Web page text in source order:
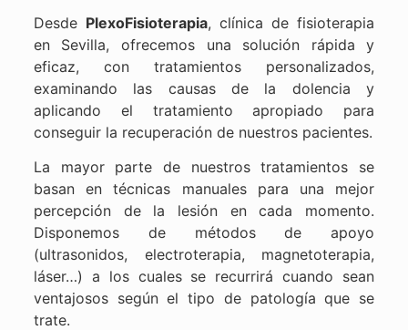
Desde PlexoFisioterapia, clínica de fisioterapia
en Sevilla, ofrecemos una solución rápida y
eficaz, con tratamientos personalizados,
examinando las causas de la dolencia y
aplicando el tratamiento apropiado para
conseguir la recuperación de nuestros pacientes.
La mayor parte de nuestros tratamientos se
basan en técnicas manuales para una mejor
percepción de la lesión en cada momento.
Disponemos de métodos de apoyo
(ultrasonidos, electroterapia, magnetoterapia,
láser…) a los cuales se recurrirá cuando sean
ventajosos según el tipo de patología que se
trate.